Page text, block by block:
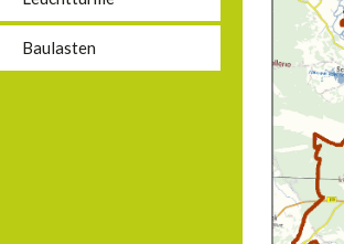
Baulasten